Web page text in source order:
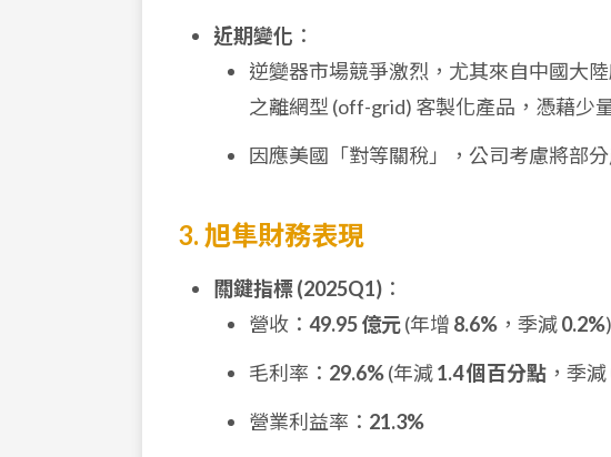
近期變化 ：
逆變器市場競爭激烈，尤其來自中國大
之離網型 (off-grid) 客製化產品，憑藉少
因應美國「對等關稅」，公司考慮將部
3. 旭隼財務表現
關鍵指標 (2025Q1) ：
營收： 49.95 億元(年增 8.6% ，季減0.2%)
毛利率： 29.6%(年減1.4 個百分點 ，季減
營業利益率： 21.3%